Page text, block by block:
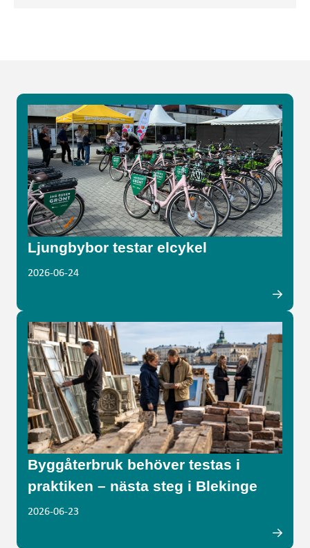
Ljungbybor testar elcykel
2026-06-24
Byggåterbruk behöver testas i
praktiken – nästa steg i Blekinge
2026-06-23